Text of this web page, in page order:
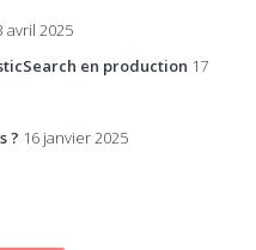
avril 2025
en production 17
? 16 janvier 2025